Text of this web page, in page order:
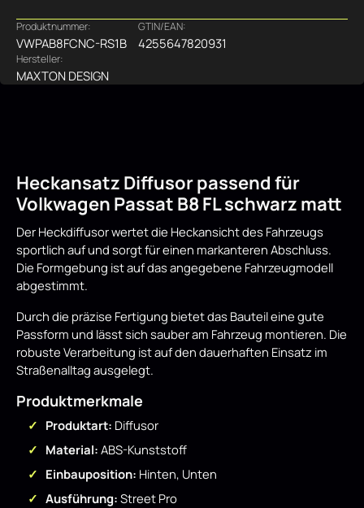
Produktnummer:
VWPAB8FCNC-RS1B
GTIN/EAN:
4255647820931
Hersteller:
MAXTON DESIGN
Heckansatz Diffusor passend für
Volkwagen Passat B8 FL schwarz matt
Der Heckdiffusor wertet die Heckansicht des Fahrzeugs
sportlich auf und sorgt für einen markanteren Abschluss.
Die Formgebung ist auf das angegebene Fahrzeugmodell
abgestimmt.
Durch die präzise Fertigung bietet das Bauteil eine gute
Passform und lässt sich sauber am Fahrzeug montieren. Die
robuste Verarbeitung ist auf den dauerhaften Einsatz im
Straßenalltag ausgelegt.
Produktmerkmale
Produktart: Diffusor
Material: ABS-Kunststoff
Einbauposition: Hinten, Unten
Ausführung: Street Pro